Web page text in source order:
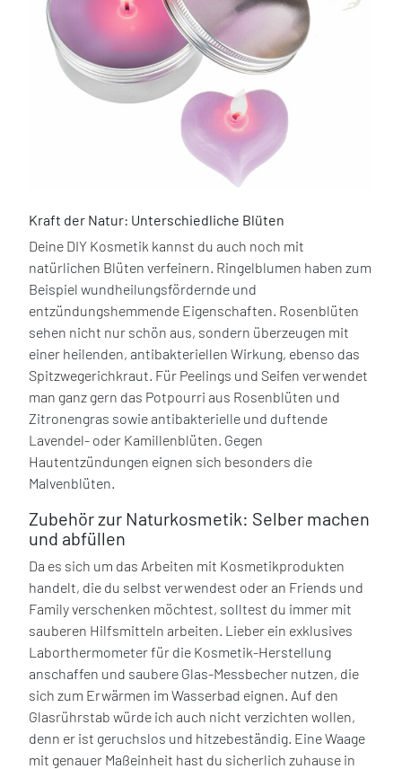
Kraft der Natur: Unterschiedliche Blüten
Deine DIY Kosmetik kannst du auch noch mit
natürlichen Blüten verfeinern. Ringelblumen haben zum
Beispiel wundheilungsfördernde und
entzündungshemmende Eigenschaften. Rosenblüten
sehen nicht nur schön aus, sondern überzeugen mit
einer heilenden, antibakteriellen Wirkung, ebenso das
Spitzwegerichkraut. Für Peelings und Seifen verwendet
man ganz gern das Potpourri aus Rosenblüten und
Zitronengras sowie antibakterielle und duftende
Lavendel- oder Kamillenblüten. Gegen
Hautentzündungen eignen sich besonders die
Malvenblüten.
Zubehör zur Naturkosmetik: Selber machen
und abfüllen
Da es sich um das Arbeiten mit Kosmetikprodukten
handelt, die du selbst verwendest oder an Friends und
Family verschenken möchtest, solltest du immer mit
sauberen Hilfsmitteln arbeiten. Lieber ein exklusives
Laborthermometer für die Kosmetik-Herstellung
anschaffen und saubere Glas-Messbecher nutzen, die
sich zum Erwärmen im Wasserbad eignen. Auf den
Glasrührstab würde ich auch nicht verzichten wollen,
denn er ist geruchslos und hitzebeständig. Eine Waage
mit genauer Maßeinheit hast du sicherlich zuhause in